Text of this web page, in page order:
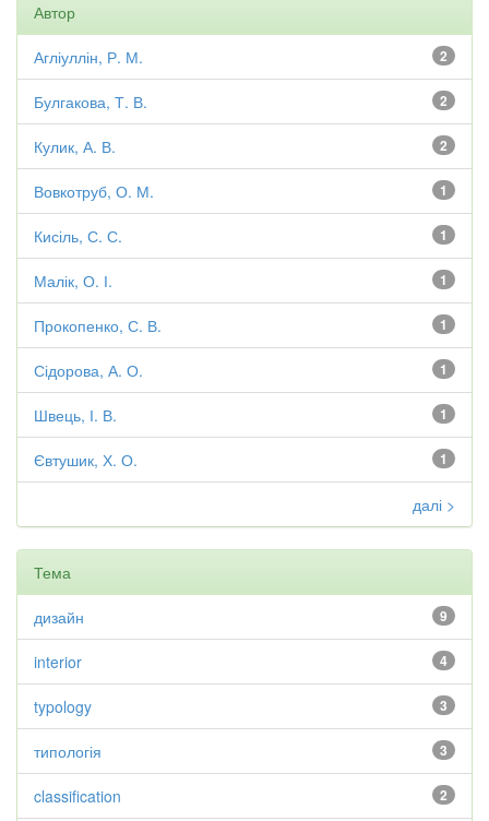
Автор
2
Агліуллін, Р. М.
2
Булгакова, Т. В.
2
Кулик, А. В.
1
Вовкотруб, О. М.
1
Кисіль, С. С.
1
Малік, О. І.
1
Прокопенко, С. В.
1
Сідорова, А. О.
1
Швець, І. В.
1
Євтушик, Х. О.
далі >
Тема
9
дизайн
4
interior
3
typology
3
типологія
2
classification